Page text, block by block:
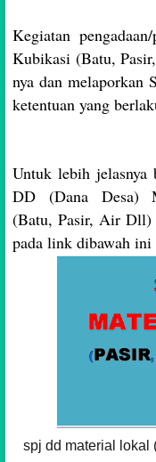
Kegiatan
Kubikasi (Batu,
nya dan melaporkan
ketentuan yang
Untuk lebih jelasnya
DD (Dana Desa)
(Batu, Pasir, Air Dll)
pada link dibawah ini
spj dd material lokal